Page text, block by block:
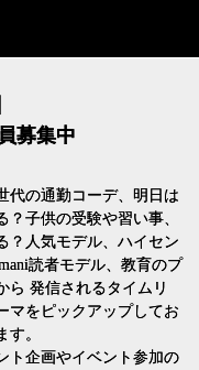
募集中
代の通勤コーデ、明日は
？子供の受験や習い事、
？人気モデル、ハイセン
読者モデル、教育のプ
ら 発信されるタイムリ
マをピックアップしてお
す。
ト企画やイベント参加の